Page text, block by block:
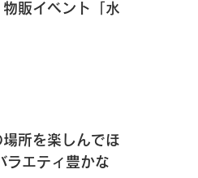
販イベント「水
所を楽しんでほ
ラエティ豊かな